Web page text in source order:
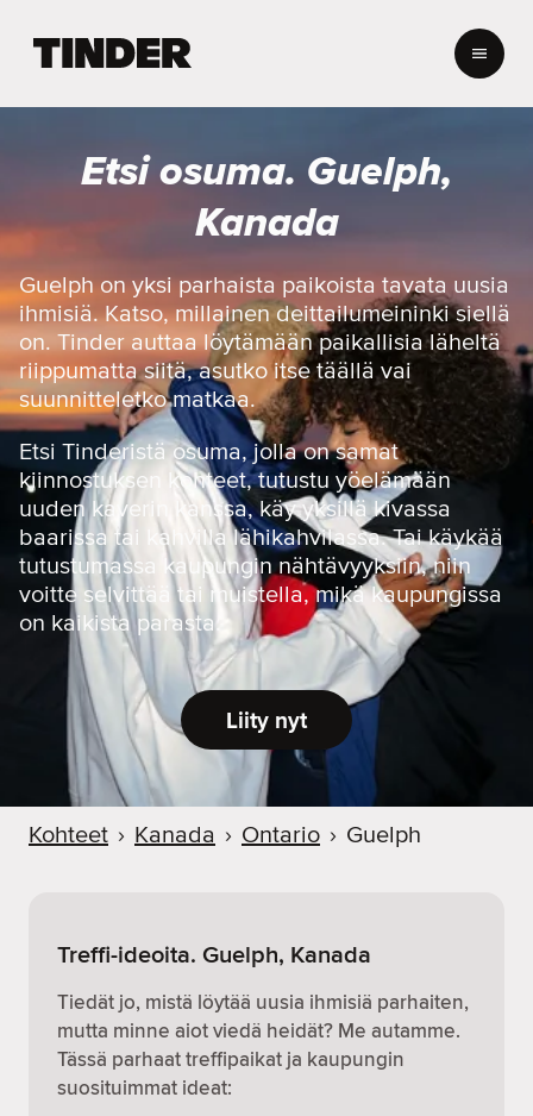
r
n
l
o
i
t
u
s
s
i
v
u
Etsi osuma. Guelph,
Kanada
Guelph on yksi parhaista paikoista tavata uusia
ihmisiä. Katso, millainen deittailumeininki siellä
on. Tinder auttaa löytämään paikallisia läheltä
riippumatta siitä, asutko itse täällä vai
suunnitteletko matkaa.
Etsi Tinderistä osuma, jolla on samat
kiinnostuksen kohteet, tutustu yöelämään
uuden kaverin kanssa, käy yksillä kivassa
baarissa tai kahvilla lähikahvilassa. Tai käykää
tutustumassa kaupungin nähtävyyksiin, niin
voitte selvittää tai muistella, mikä kaupungissa
on kaikista parasta.
Liity nyt
Kohteet › Kanada › Ontario › Guelph
Treffi-ideoita. Guelph, Kanada
Tiedät jo, mistä löytää uusia ihmisiä parhaiten,
mutta minne aiot viedä heidät? Me autamme.
Tässä parhaat treffipaikat ja kaupungin
suosituimmat ideat: